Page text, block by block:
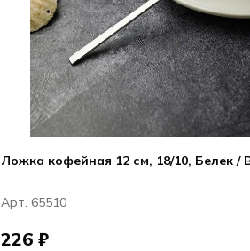
Ложка кофейная 12 см, 18/10, Белек /
Арт. 65510
226 ₽